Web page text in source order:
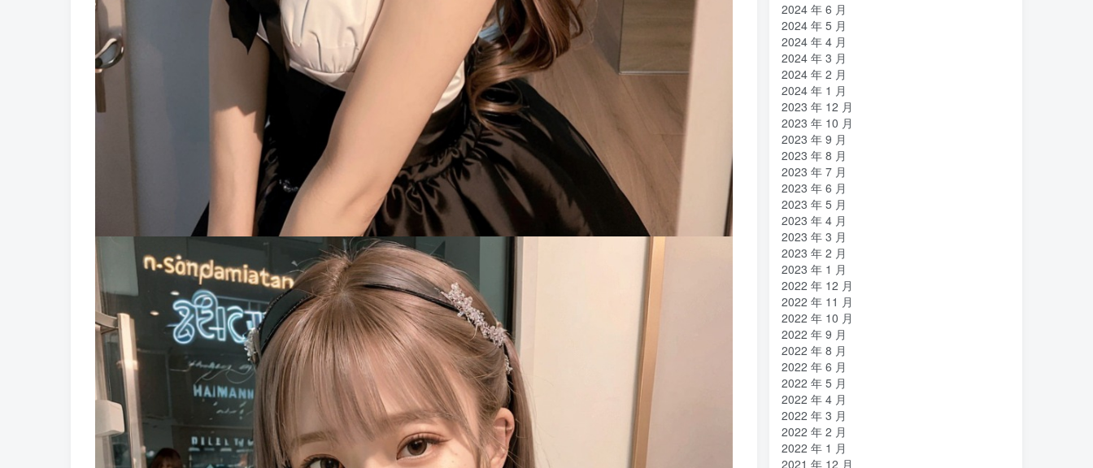
2024 年 6 月
2024 年 5 月
2024 年 4 月
2024 年 3 月
2024 年 2 月
2024 年 1 月
2023 年 12 月
2023 年 10 月
2023 年 9 月
2023 年 8 月
2023 年 7 月
2023 年 6 月
2023 年 5 月
2023 年 4 月
2023 年 3 月
2023 年 2 月
2023 年 1 月
2022 年 12 月
2022 年 11 月
2022 年 10 月
2022 年 9 月
2022 年 8 月
2022 年 6 月
2022 年 5 月
2022 年 4 月
2022 年 3 月
2022 年 2 月
2022 年 1 月
2021 年 12 月